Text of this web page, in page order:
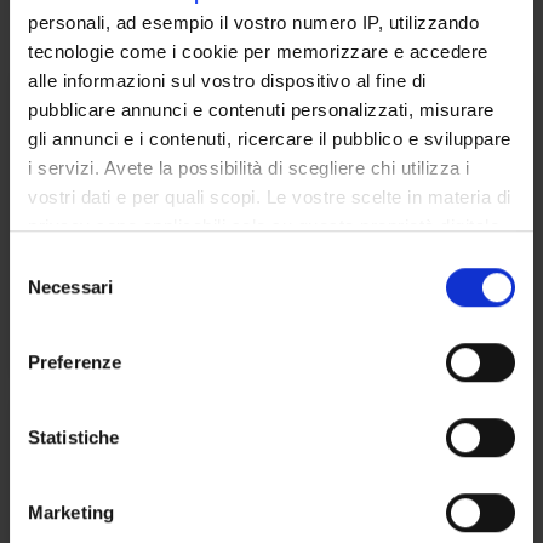
personali, ad esempio il vostro numero IP, utilizzando
tecnologie come i cookie per memorizzare e accedere
alle informazioni sul vostro dispositivo al fine di
pubblicare annunci e contenuti personalizzati, misurare
gli annunci e i contenuti, ricercare il pubblico e sviluppare
i servizi. Avete la possibilità di scegliere chi utilizza i
vostri dati e per quali scopi. Le vostre scelte in materia di
privacy sono applicabili solo su questa proprietà digitale
modificare o revocare il proprio consenso in qualsiasi
momento dalla Dichiarazione sui cookie o facendo clic
raccogliere informazioni sulla tua posizione
geografica, con un'approssimazione di qualche
Identificare il tuo dispositivo, scansionandolo
Necessari
Preferenze
Statistiche
Marketing
The teaching is organized as follows:
FIRST PART (I)
Credits
6
Period
CuCi 1 A, CuCi 1 B
Academic staff
SECOND PART (P)
6